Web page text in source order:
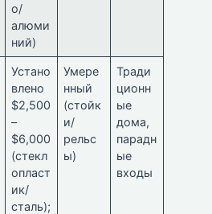
о/
алюми
ний)
Устано
влено
$2,500
–
$6,000
(стекл
опласт
ик/
сталь);
Умере
нный
(стойк
и/
рельс
ы)
Тради
ционн
ые
дома,
парадн
ые
входы